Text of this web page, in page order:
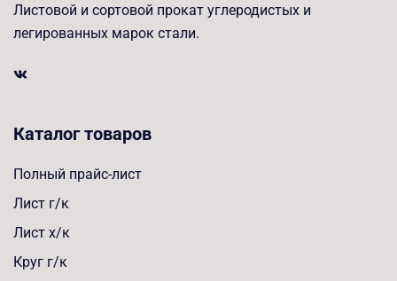
Листовой и сортовой прокат углеродистых и
легированных марок стали.
Каталог товаров
Полный прайс-лист
Лист г/к
Лист х/к
Круг г/к